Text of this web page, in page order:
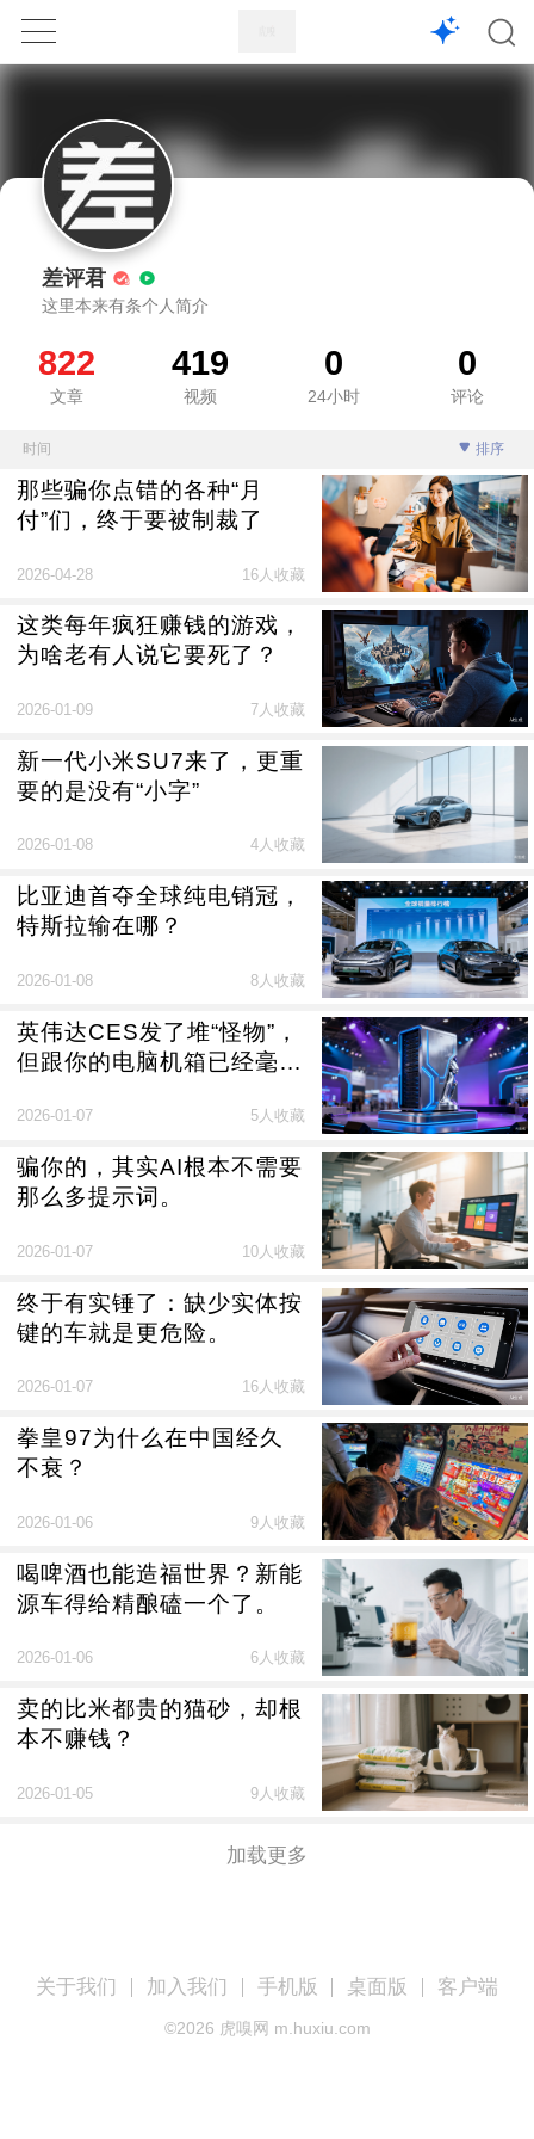
1X
差评君
这里本来有条个人简介
822
文章
419
视频
0
24小时
0
评论
时间 排序
那些骗你点错的各种“月
付”们，终于要被制裁了
2026-04-28 16人收藏
这类每年疯狂赚钱的游戏，
为啥老有人说它要死了？
2026-01-09 7人收藏
新一代小米SU7来了，更重
要的是没有“小字”
2026-01-08 4人收藏
比亚迪首夺全球纯电销冠，
特斯拉输在哪？
2026-01-08 8人收藏
英伟达CES发了堆“怪物”，
但跟你的电脑机箱已经毫无
2026-01-07 5人收藏
骗你的，其实AI根本不需要
那么多提示词。
2026-01-07 10人收藏
终于有实锤了：缺少实体按
键的车就是更危险。
2026-01-07 16人收藏
拳皇97为什么在中国经久
不衰？
2026-01-06 9人收藏
喝啤酒也能造福世界？新能
源车得给精酿磕一个了。
2026-01-06 6人收藏
卖的比米都贵的猫砂，却根
本不赚钱？
2026-01-05 9人收藏
加载更多
关于我们 加入我们 手机版 桌面版 客户端
©2026 虎嗅网 m.huxiu.com